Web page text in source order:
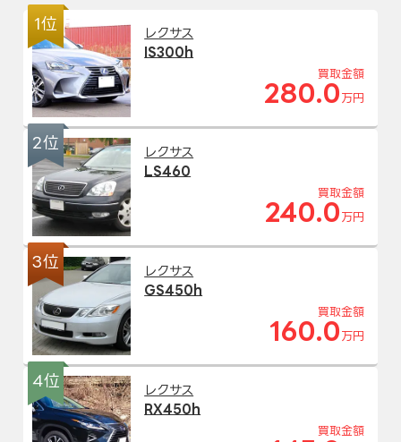
1位
レクサス
IS300h
買取金額
280.0 万円
2位
レクサス
LS460
買取金額
240.0 万円
3位
レクサス
GS450h
買取金額
160.0 万円
4位
レクサス
RX450h
買取金額